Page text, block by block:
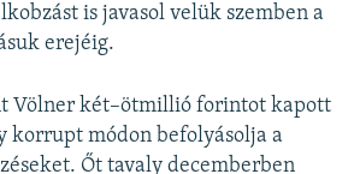
is javasol velük szemben a
erejéig.
Völner két–ötmillió forintot kapott
korrupt módon befolyásolja a
Őt tavaly decemberben